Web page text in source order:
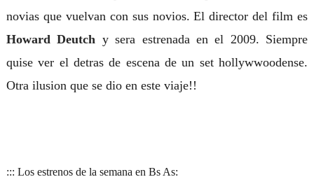
novias que vuelvan con sus novios. El director del film es
Howard Deutch y sera estrenada en el 2009. Siempre
quise ver el detras de escena de un set hollywwoodense.
Otra ilusion que se dio en este viaje!!
::: Los estrenos de la semana en Bs As: